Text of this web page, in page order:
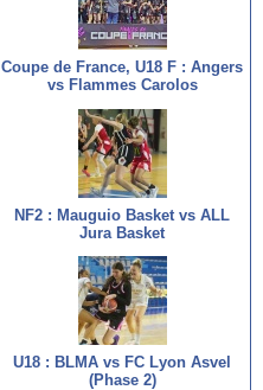
Coupe de France, U18 F : Angers
vs Flammes Carolos
NF2 : Mauguio Basket vs ALL
Jura Basket
U18 : BLMA vs FC Lyon Asvel
(Phase 2)